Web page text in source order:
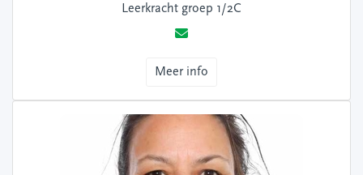
Leerkracht groep 1/2C
Meer info